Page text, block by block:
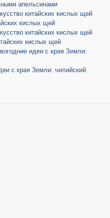
апельсинами
китайских кислых щей
кислых щей
китайских кислых щей
кислых щей
идеи с края Земли:
с края Земли: чилийский